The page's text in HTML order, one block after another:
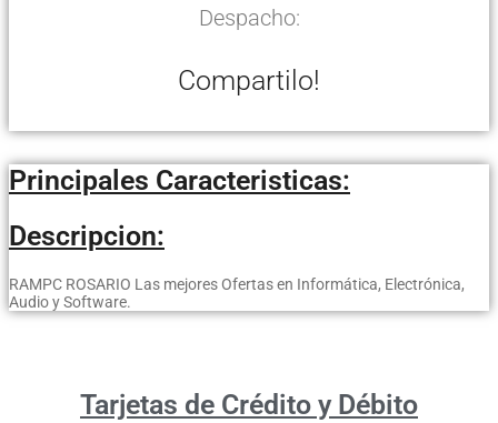
Despacho:
Compartilo!
Principales Caracteristicas:
Descripcion:
RAMPC ROSARIO Las mejores Ofertas en Informática, Electrónica,
Audio y Software.
Tarjetas de Crédito y Débito